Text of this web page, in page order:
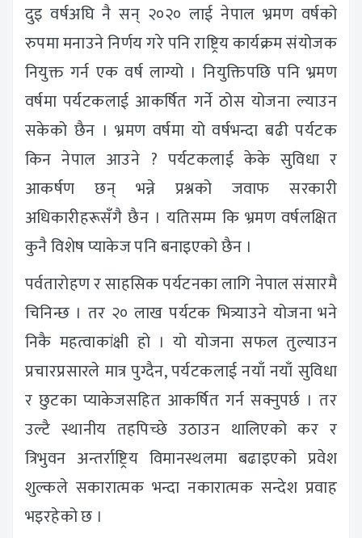
दुइ वर्षअघि नै सन् २०२० लाई नेपाल भ्रमण वर्षको
रुपमा मनाउने निर्णय गरे पनि राष्ट्रिय कार्यक्रम संयोजक
नियुक्त गर्न एक वर्ष लाग्यो । नियुक्तिपछि पनि भ्रमण
वर्षमा पर्यटकलाई आकर्षित गर्ने ठोस योजना ल्याउन
सकेको छैन । भ्रमण वर्षमा यो वर्षभन्दा बढी पर्यटक
किन नेपाल आउने ? पर्यटकलाई केके सुविधा र
आकर्षण छन् भन्ने प्रश्नको जवाफ सरकारी
अधिकारीहरूसँगै छैन । यतिसम्म कि भ्रमण वर्षलक्षित
कुनै विशेष प्याकेज पनि बनाइएको छैन ।
पर्वतारोहण र साहसिक पर्यटनका लागि नेपाल संसारमै
चिनिन्छ । तर २० लाख पर्यटक भित्र्याउने योजना भने
निकै महत्वाकांक्षी हो । यो योजना सफल तुल्याउन
प्रचारप्रसारले मात्र पुग्दैन, पर्यटकलाई नयाँ नयाँ सुविधा
र छुटका प्याकेजसहित आकर्षित गर्न सक्नुपर्छ । तर
उल्टै स्थानीय तहपिच्छे उठाउन थालिएको कर र
त्रिभुवन अन्तर्राष्ट्रिय विमानस्थलमा बढाइएको प्रवेश
शुल्कले सकारात्मक भन्दा नकारात्मक सन्देश प्रवाह
भइरहेको छ ।